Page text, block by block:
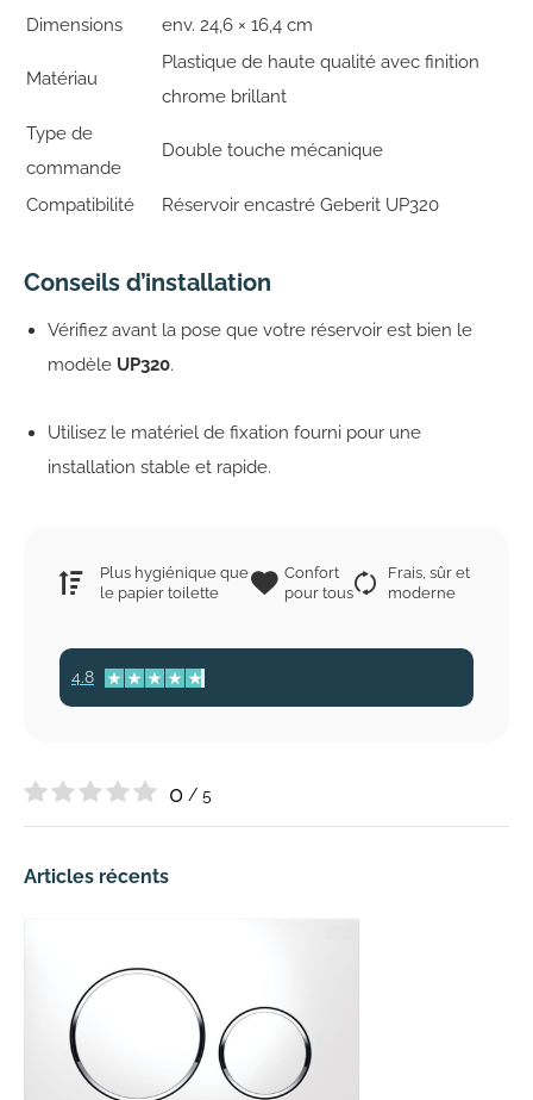
Dimensions
env. 24,6 × 16,4 cm
Matériau
Plastique de haute qualité avec finition
chrome brillant
Type de
commande
Double touche mécanique
Compatibilité Réservoir encastré Geberit UP320
Conseils d’installation
Vérifiez avant la pose que votre réservoir est bien le
modèle UP320.
Utilisez le matériel de fixation fourni pour une
installation stable et rapide.
Plus hygiénique que
le papier toilette
Confort
pour tous
Frais, sûr et
moderne
4.8
0 / 5
Articles récents